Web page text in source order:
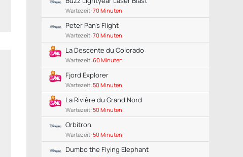
Wartezeit: 70 Minuten
Peter Pan's Flight
Wartezeit: 70 Minuten
La Descente du Colorado
Wartezeit: 60 Minuten
Fjord Explorer
Wartezeit: 50 Minuten
La Rivière du Grand Nord
Wartezeit: 50 Minuten
Orbitron
Wartezeit: 50 Minuten
Dumbo the Flying Elephant